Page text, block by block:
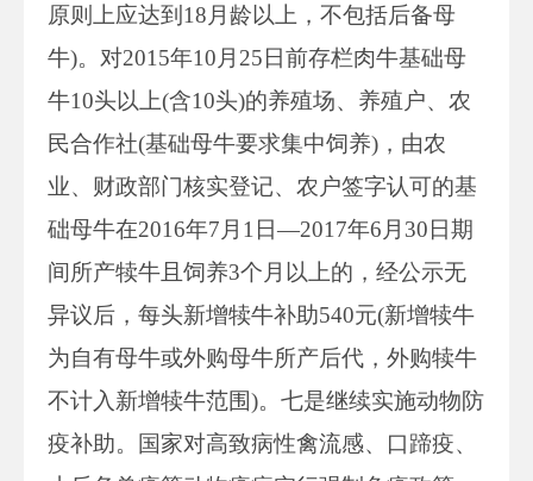
原则上应达到18月龄以上，不包括后备母
牛)。对2015年10月25日前存栏肉牛基础母
牛10头以上(含10头)的养殖场、养殖户、农
民合作社(基础母牛要求集中饲养)，由农
业、财政部门核实登记、农户签字认可的基
础母牛在2016年7月1日—2017年6月30日期
间所产犊牛且饲养3个月以上的，经公示无
异议后，每头新增犊牛补助540元(新增犊牛
为自有母牛或外购母牛所产后代，外购犊牛
不计入新增犊牛范围)。七是继续实施动物防
疫补助。国家对高致病性禽流感、口蹄疫、